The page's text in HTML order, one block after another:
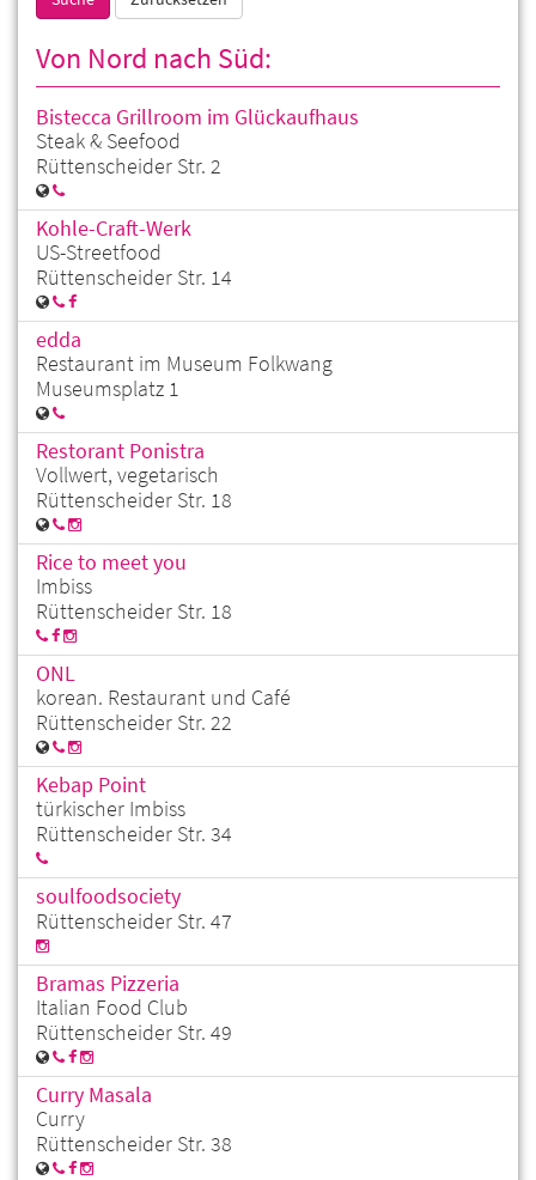
Von Nord nach Süd:
Bistecca Grillroom im Glückaufhaus
Steak & Seefood
Rüttenscheider Str. 2
Kohle-Craft-Werk
US-Streetfood
Rüttenscheider Str. 14
edda
Restaurant im Museum Folkwang
Museumsplatz 1
Restorant Ponistra
Vollwert, vegetarisch
Rüttenscheider Str. 18
Rice to meet you
Imbiss
Rüttenscheider Str. 18
ONL
korean. Restaurant und Café
Rüttenscheider Str. 22
Kebap Point
türkischer Imbiss
Rüttenscheider Str. 34
soulfoodsociety
Rüttenscheider Str. 47
Bramas Pizzeria
Italian Food Club
Rüttenscheider Str. 49
Curry Masala
Curry
Rüttenscheider Str. 38